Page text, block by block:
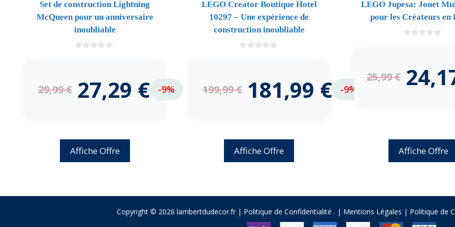
Set de construction Lightning
McQueen pour un anniversaire
inoubliable
29,99€ 27,29 € -9%
Affiche Offre
LEGO Creator Boutique Hotel
10297 – Une expérience de
construction inoubliable
199,99€ 181,99 € -9%
Affiche Offre
LEGO Jupesa: Jouet
pour les Créateurs en
25,99€
Affiche Offre
Copyright © 2026 lambertdudecor.fr | Politique de Confidentialité . | Mentions Légales | Politique de